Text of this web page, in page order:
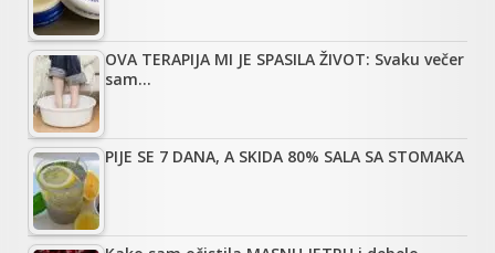
OVA TERAPIJA MI JE SPASILA ŽIVOT: Svaku večer
sam…
PIJE SE 7 DANA, A SKIDA 80% SALA SA STOMAKA